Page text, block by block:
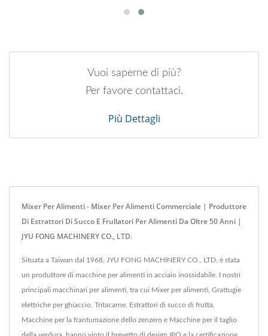
Vuoi saperne di più?
Per favore contattaci.
Più Dettagli
Mixer Per Alimenti - Mixer Per Alimenti Commerciale | Produttore
Di Estrattori Di Succo E Frullatori Per Alimenti Da Oltre 50 Anni |
JYU FONG MACHINERY CO., LTD.
Situata a Taiwan dal 1968, JYU FONG MACHINERY CO., LTD. è stata
un produttore di macchine per alimenti in acciaio inossidabile. I nostri
principali macchinari per alimenti, tra cui Mixer per alimenti, Grattugie
elettriche per ghiaccio, Tritacarne, Estrattori di succo di frutta,
Macchine per la frantumazione dello zenzero e Macchine per il taglio